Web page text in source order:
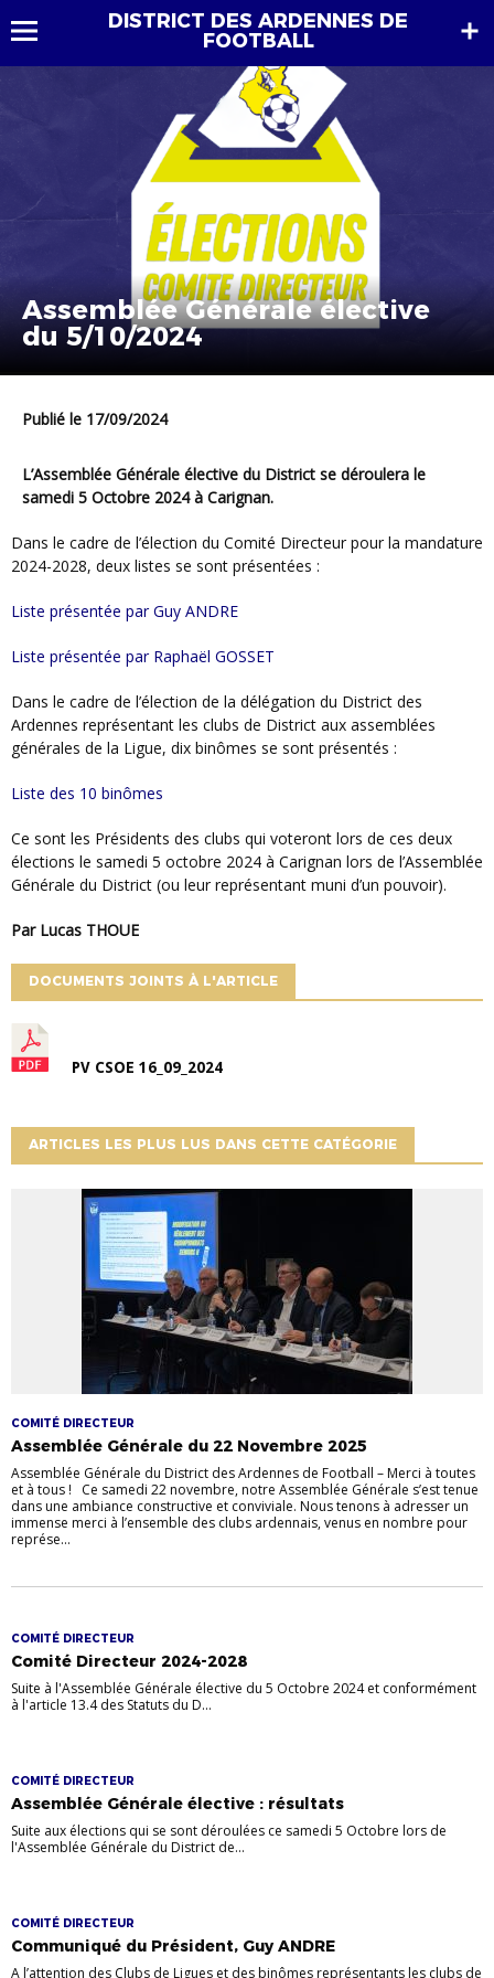
DISTRICT DES ARDENNES DE
FOOTBALL
Assemblée Générale élective
du 5/10/2024
Publié le 17/09/2024
L’Assemblée Générale élective du District se déroulera le
samedi 5 Octobre 2024 à Carignan.
Dans le cadre de l’élection du Comité Directeur pour la mandature
2024-2028, deux listes se sont présentées :
Liste présentée par Guy ANDRE
Liste présentée par Raphaël GOSSET
Dans le cadre de l’élection de la délégation du District des
Ardennes représentant les clubs de District aux assemblées
générales de la Ligue, dix binômes se sont présentés :
Liste des 10 binômes
Ce sont les Présidents des clubs qui voteront lors de ces deux
élections le samedi 5 octobre 2024 à Carignan lors de l’Assemblée
Générale du District (ou leur représentant muni d’un pouvoir).
Par Lucas THOUE
DOCUMENTS JOINTS À L'ARTICLE
PV CSOE 16_09_2024
ARTICLES LES PLUS LUS DANS CETTE CATÉGORIE
COMITÉ DIRECTEUR
Assemblée Générale du 22 Novembre 2025
Assemblée Générale du District des Ardennes de Football – Merci à toutes
et à tous ! Ce samedi 22 novembre, notre Assemblée Générale s’est tenue
dans une ambiance constructive et conviviale. Nous tenons à adresser un
immense merci à l’ensemble des clubs ardennais, venus en nombre pour
représe...
COMITÉ DIRECTEUR
Comité Directeur 2024-2028
Suite à l'Assemblée Générale élective du 5 Octobre 2024 et conformément
à l'article 13.4 des Statuts du D...
COMITÉ DIRECTEUR
Assemblée Générale élective : résultats
Suite aux élections qui se sont déroulées ce samedi 5 Octobre lors de
l'Assemblée Générale du District de...
COMITÉ DIRECTEUR
Communiqué du Président, Guy ANDRE
A l’attention des Clubs de Ligues et des binômes représentants les clubs de